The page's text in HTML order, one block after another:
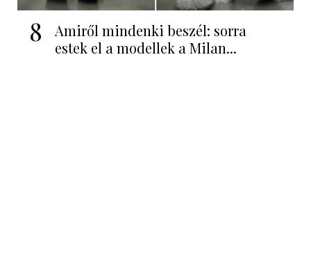
8
Amiről mindenki beszél: sorra
estek el a modellek a Milan...